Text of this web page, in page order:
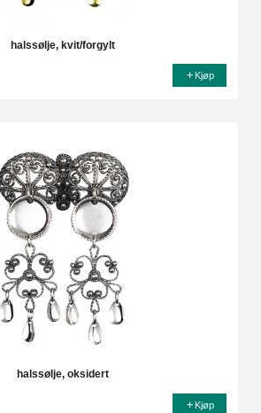
halssølje, kvit/forgylt
Kjøp
halssølje, oksidert
Kjøp